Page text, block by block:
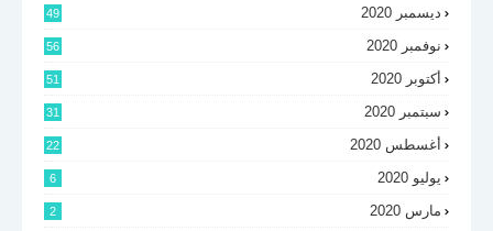
ديسمبر 2020 49
نوفمبر 2020 56
أكتوبر 2020 51
سبتمبر 2020 31
أغسطس 2020 22
يوليو 2020 6
مارس 2020 2